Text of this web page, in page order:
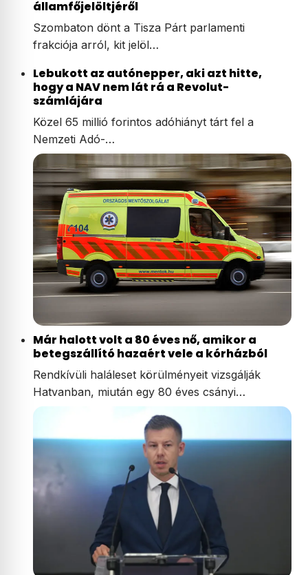
államfőjelöltjéről
Szombaton dönt a Tisza Párt parlamenti
frakciója arról, kit jelöl…
Lebukott az autónepper, aki azt hitte,
hogy a NAV nem lát rá a Revolut-
számlájára
Közel 65 millió forintos adóhiányt tárt fel a
Nemzeti Adó-…
Már halott volt a 80 éves nő, amikor a
betegszállító hazaért vele a kórházból
Rendkívüli haláleset körülményeit vizsgálják
Hatvanban, miután egy 80 éves csányi…